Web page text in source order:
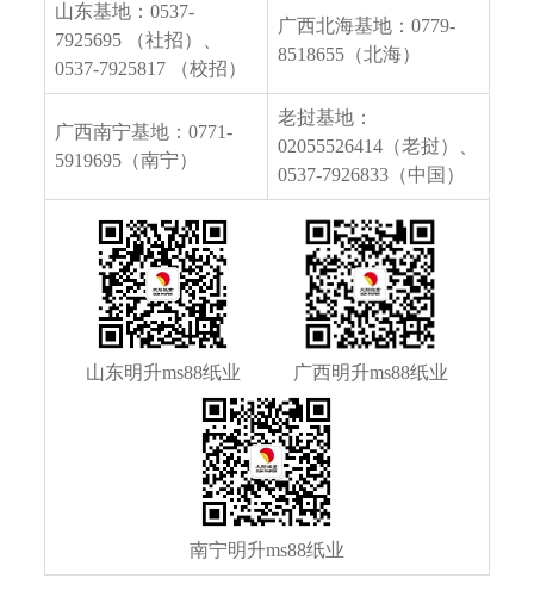
山东基地：0537-
7925695 （社招）、
0537-7925817 （校招）
广西北海基地：0779-
8518655（北海）
广西南宁基地：0771-
5919695（南宁）
老挝基地：
02055526414（老挝）、
0537-7926833（中国）
山东明升ms88纸业 广西明升ms88纸业
南宁明升ms88纸业